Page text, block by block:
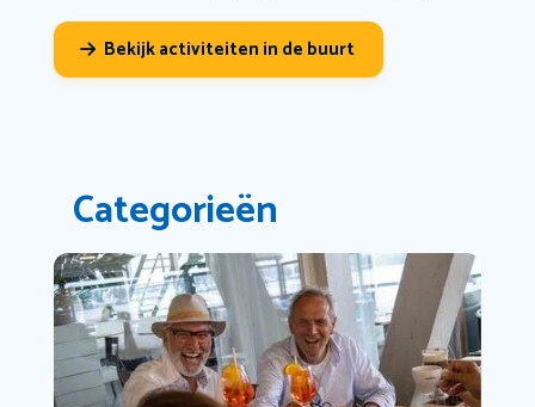
Bekijk activiteiten in de buurt
Categorieën